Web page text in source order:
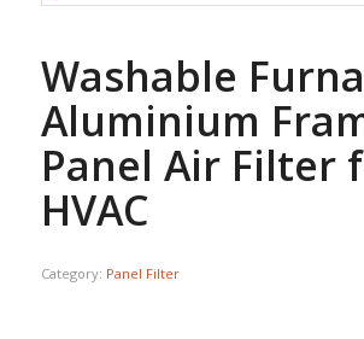
Washable
Aluminium
Panel Air Filter
HVAC
Category: Panel Filter